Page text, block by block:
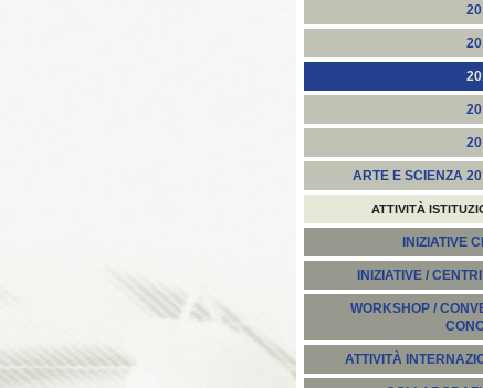
ARTE E SCIENZA
ATTIVITÀ
INIZIATIVE
INIZIATIVE / CENTRI
WORKSHOP /
ATTIVITÀ